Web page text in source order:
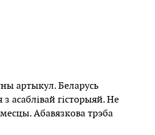
артыкул. Беларусь
асаблівай гісторыяй. Не
Абавязкова трэба